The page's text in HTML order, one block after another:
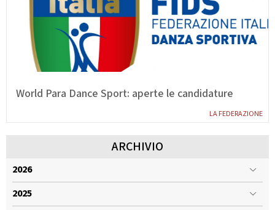
LA FEDERAZIONE
World Para Dance Sport: aperte le candidature
ARCHIVIO
2026
2025